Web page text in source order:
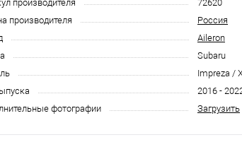
производителя
72620
производителя
Россия
Aileron
Subaru
Impreza /
2016 -
фотографии
Загрузить